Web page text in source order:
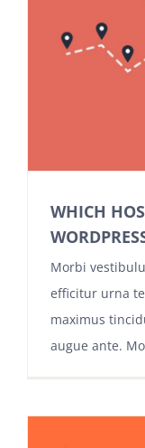
WHICH
Morbi
efficitur urna
maximus
augue ante.